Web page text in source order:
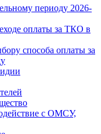
периоду 2026-
оплаты за ТКО в
способа оплаты за
с ОМСУ,